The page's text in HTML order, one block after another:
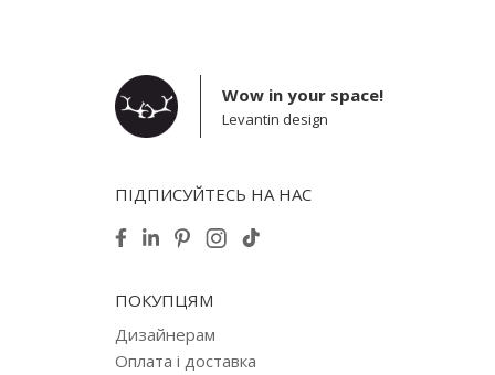
Wow in your space!
Levantin design
ПІДПИСУЙТЕСЬ НА НАС
ПОКУПЦЯМ
Дизайнерам
Оплата і доставка